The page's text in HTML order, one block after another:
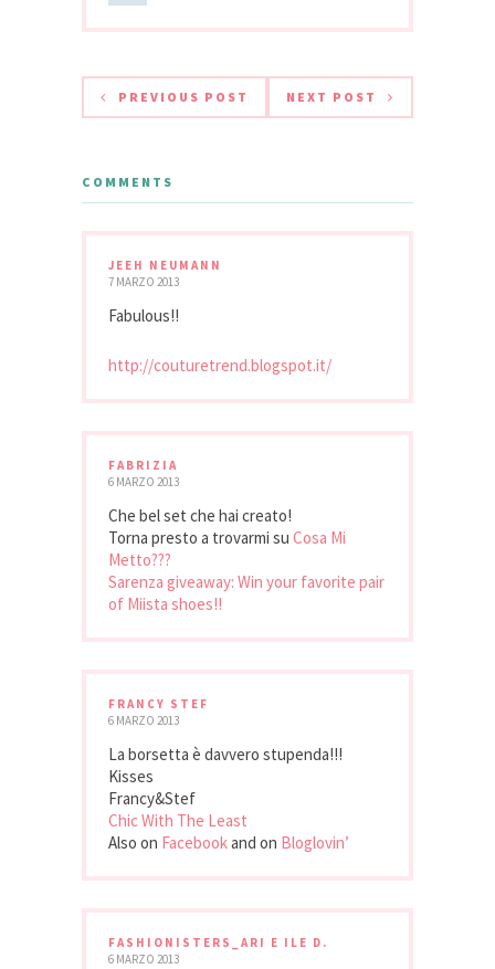
PREVIOUS POST NEXT POST
COMMENTS
JEEH NEUMANN
7 MARZO 2013
Fabulous!!
http://couturetrend.blogspot.it/
FABRIZIA
6 MARZO 2013
Che bel set che hai creato!
Torna presto a trovarmi su Cosa Mi
Metto???
Sarenza giveaway: Win your favorite pair
of Miista shoes!!
FRANCY STEF
6 MARZO 2013
La borsetta è davvero stupenda!!!
Kisses
Francy&Stef
Chic With The Least
Also on Facebookand on Bloglovin’
FASHIONISTERS_ARI E ILE D.
6 MARZO 2013